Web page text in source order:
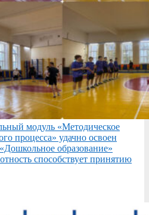
модуль «Методическое
процесса» удачно освоен
образование»
способствует принятию